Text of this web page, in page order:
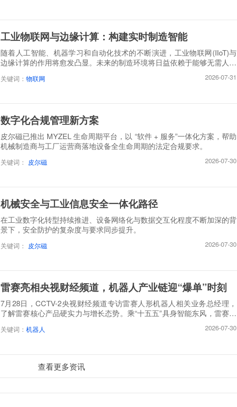
工业物联网与边缘计算：构建实时制造智能
随着人工智能、机器学习和自动化技术的不断演进，工业物联网(IIoT)与
边缘计算的作用将愈发凸显。未来的制造环境将日益依赖于能够无需人工
关键词： 物联网 2026-07-31
数字化合规管理新方案
皮尔磁已推出 MYZEL 生命周期平台，以 “软件 + 服务”一体化方案，帮助
机械制造商与工厂运营商落地设备全生命周期的法定合规要求。
关键词： 皮尔磁 2026-07-30
机械安全与工业信息安全一体化路径
在工业数字化转型持续推进、设备网络化与数据交互化程度不断加深的背
景下，安全防护的复杂度与要求同步提升。
关键词： 皮尔磁 2026-07-30
雷赛亮相央视财经频道，机器人产业链迎“爆单”时刻
7月28日，CCTV-2央视财经频道专访雷赛人形机器人相关业务总经理，
了解雷赛核心产品硬实力与增长态势。乘“十五五”具身智能东风，雷赛智
关键词： 机器人 2026-07-30
查看更多资讯